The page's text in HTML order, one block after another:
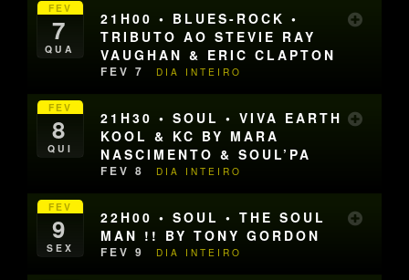
FEV
7
QUA
21H00 • BLUES-ROCK •
TRIBUTO AO STEVIE RAY
VAUGHAN & ERIC CLAPTON
FEV 7 DIA INTEIRO
FEV
8
QUI
21H30 • SOUL • VIVA EARTH
KOOL & KC BY MARA
NASCIMENTO & SOUL’PA
FEV 8 DIA INTEIRO
FEV
9
SEX
22H00 • SOUL • THE SOUL
MAN !! BY TONY GORDON
FEV 9 DIA INTEIRO